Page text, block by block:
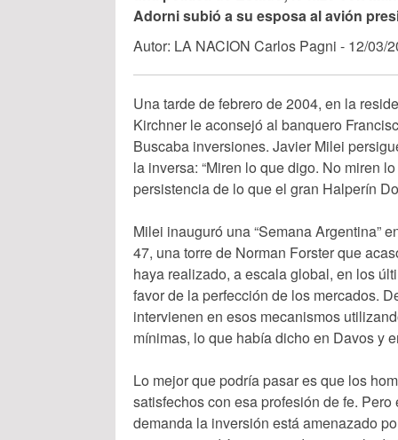
Adorni subió a su esposa al avión
Autor: LA NACION Carlos Pagni - 12/03/
Una tarde de febrero de 2004, en la
Kirchner le aconsejó al banquero
Buscaba inversiones. Javier Milei
la inversa: “Miren lo que digo. No miren
persistencia de lo que el gran Halperín
Milei inauguró una “Semana Argentina”
47, una torre de Norman Forster que
haya realizado, a escala global, en los
favor de la perfección de los mercados.
intervienen en esos mecanismos
mínimas, lo que había dicho en Davos y
Lo mejor que podría pasar es que los
satisfechos con esa profesión de fe.
demanda la inversión está amenazado